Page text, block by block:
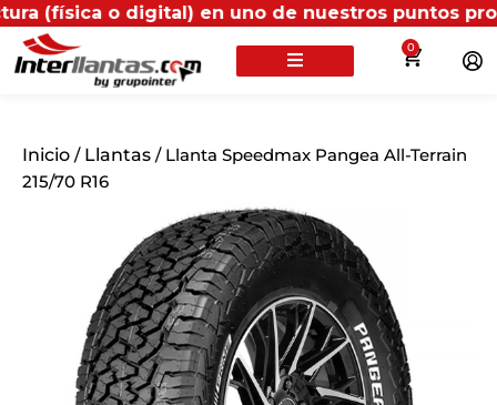
o digital) en uno de nuestros puntos propios,
0
Inicio / Llantas / Llanta Speedmax Pangea All-Terrain
215/70 R16